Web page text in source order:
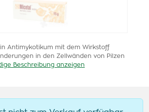
Antimykotikum mit dem Wirkstoff
in den Zellwänden von Pilzen
Beschreibung anzeigen